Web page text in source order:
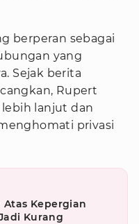
berperan sebagai
yang
Sejak berita
Rupert
lanjut dan
privasi
Kepergian
Kurang